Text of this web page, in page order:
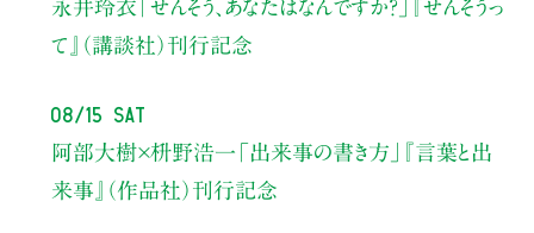
永井玲衣 「せんそう、あなたはなんですか？」
『せんそうっ
て』（講談社）刊行記念
08/15 Sat
阿部大樹×枡野浩一 「出来事の書き方」
『言葉と出
来事』（作品社）刊行記念